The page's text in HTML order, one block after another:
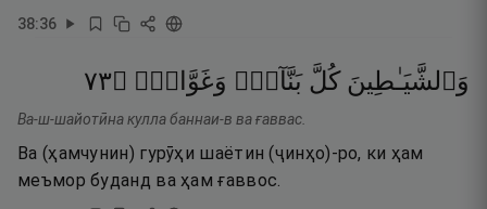
38:36
وَٱلشَّيَـٰطِينَ كُلَّ بَنَّآءٍۢ وَغَوَّاصٍۢ ۝٣٧
Ва-ш-шайотӣна кулла баннаи-в ва ғаввас.
Ва (ҳамчунин) гурӯҳи шаётин (ҷинҳо)-ро, ки ҳам
меъмор буданд ва ҳам ғаввос.